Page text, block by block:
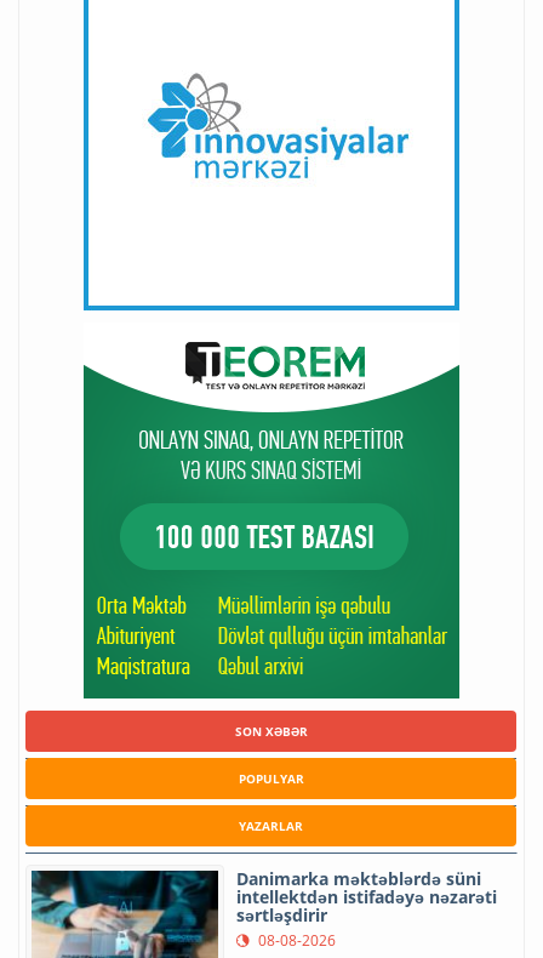
SON XƏBƏR
POPULYAR
YAZARLAR
Danimarka məktəblərdə süni
intellektdən istifadəyə nəzarəti
sərtləşdirir
08-08-2026